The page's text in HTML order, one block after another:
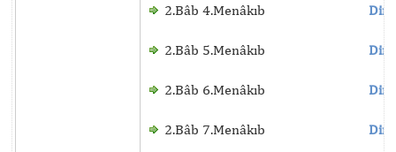
2.Bâb 4.Menâkıb
2.Bâb 5.Menâkıb
2.Bâb 6.Menâkıb
2.Bâb 7.Menâkıb